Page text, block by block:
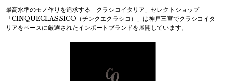
最高水準のモノ作りを追求する「クラシコイタリア」セレクトショップ
「CINQUECLASSICO（チンクエクラシコ）」は神戸三宮でクラシコイタ
リアをベースに厳選されたインポートブランドを展開しています。